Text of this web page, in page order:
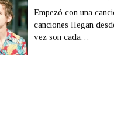
Empezó con una
canciones llegan
vez son cada…